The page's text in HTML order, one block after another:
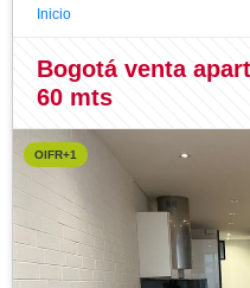
Inicio
Bogotá venta
60 mts
OIFR+1